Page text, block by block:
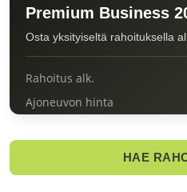
Premium Business
Osta yksityiseltä rahoituksella
Rahoitus alk.
Ajoneuvon hinta
HAE